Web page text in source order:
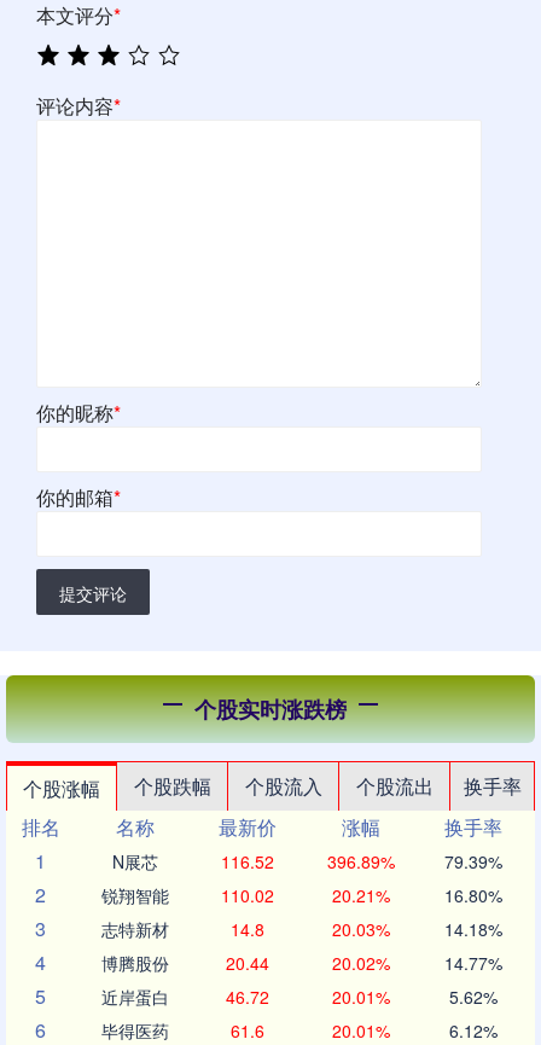
本文评分*
评论内容*
你的昵称*
你的邮箱*
提交评论
个股实时涨跌榜
个股涨幅 个股跌幅 个股流入 个股流出
换手率
排名
名称 最新价 涨幅
换手率
1
N展芯 116.52 396.89% 79.39%
2 锐翔智能 110.02 20.21% 16.80%
3 志特新材 14.8 20.03% 14.18%
4 博腾股份 20.44 20.02% 14.77%
5 近岸蛋白 46.72 20.01% 5.62%
6 毕得医药 61.6 20.01% 6.12%